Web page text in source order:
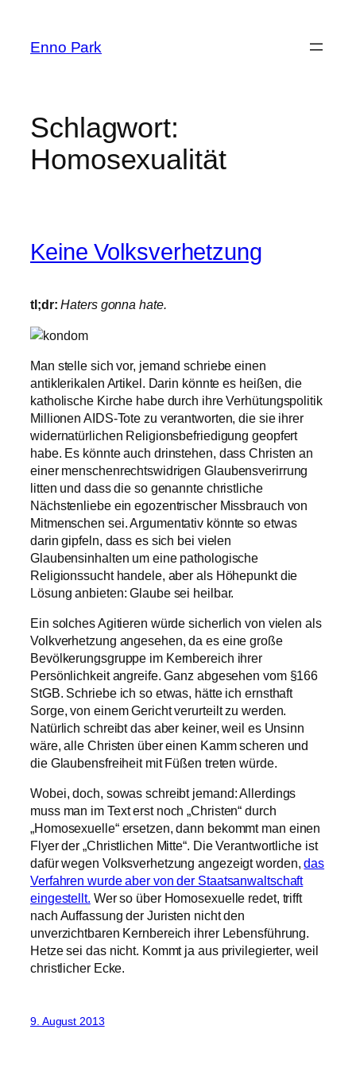
springen
Enno Park
Schlagwort:
Homosexualität
Keine Volksverhetzung
tl;dr: Haters gonna hate.
Man stelle sich vor, jemand schriebe einen
antiklerikalen Artikel. Darin könnte es heißen, die
katholische Kirche habe durch ihre Verhütungspolitik
Millionen AIDS-Tote zu verantworten, die sie ihrer
widernatürlichen Religionsbefriedigung geopfert
habe. Es könnte auch drinstehen, dass Christen an
einer menschenrechtswidrigen Glaubensverirrung
litten und dass die so genannte christliche
Nächstenliebe ein egozentrischer Missbrauch von
Mitmenschen sei. Argumentativ könnte so etwas
darin gipfeln, dass es sich bei vielen
Glaubensinhalten um eine pathologische
Religionssucht handele, aber als Höhepunkt die
Lösung anbieten: Glaube sei heilbar.
Ein solches Agitieren würde sicherlich von vielen als
Volkverhetzung angesehen, da es eine große
Bevölkerungsgruppe im Kernbereich ihrer
Persönlichkeit angreife. Ganz abgesehen vom §166
StGB. Schriebe ich so etwas, hätte ich ernsthaft
Sorge, von einem Gericht verurteilt zu werden.
Natürlich schreibt das aber keiner, weil es Unsinn
wäre, alle Christen über einen Kamm scheren und
die Glaubensfreiheit mit Füßen treten würde.
Wobei, doch, sowas schreibt jemand: Allerdings
muss man im Text erst noch „Christen“ durch
„Homosexuelle“ ersetzen, dann bekommt man einen
Flyer der „Christlichen Mitte“. Die Verantwortliche ist
dafür wegen Volksverhetzung angezeigt worden,das
Verfahren wurde aber von der Staatsanwaltschaft
eingestellt. Wer so über Homosexuelle redet, trifft
nach Auffassung der Juristen nicht den
unverzichtbaren Kernbereich ihrer Lebensführung.
Hetze sei das nicht. Kommt ja aus privilegierter, weil
christlicher Ecke.
9. August 2013